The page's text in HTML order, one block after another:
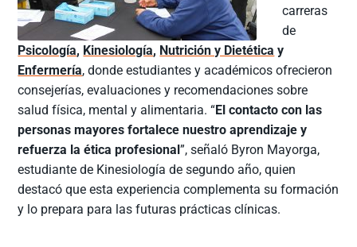
carreras
de
Psicología, Kinesiología, Nutrición y Dietética y
Enfermería, donde estudiantes y académicos ofrecieron
consejerías, evaluaciones y recomendaciones sobre
salud física, mental y alimentaria. “El contacto con las
personas mayores fortalece nuestro aprendizaje y
refuerza la ética profesional”, señaló Byron Mayorga,
estudiante de Kinesiología de segundo año, quien
destacó que esta experiencia complementa su formación
y lo prepara para las futuras prácticas clínicas.